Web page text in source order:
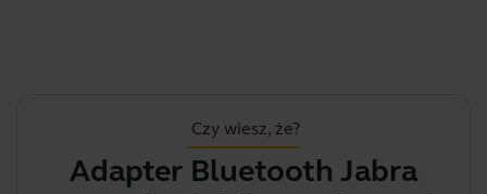
Czy wiesz, że?
Adapter Bluetooth Jabra